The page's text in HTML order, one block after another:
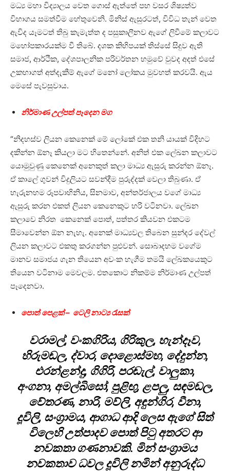
මධ්‍ය මහා විද්‍යාලය වෙත ගොස් ඇත්තේ පහ වසර ශිෂ්‍යත්ව
විභාගය සමත්වීම හේතුවෙනි. මිනිස් ඇසුරටත්, විවිධ තැන් වෙත
ඇවිද යෑමටත් තිබු කැමැත්ත ද පසුකාලීනව ඇගේ ලිවීමේ කලාවට
මහෝපකාරයක්ම වී තිබේ. දශක කිහිපයක් තිස්සේ සිදුව ඇති
සමාජ, ආර්ථික, දේශපාලනික පරිවර්තන හමුවේ වුවද අදත් එසේ
උකහාගත් අත්දැකීම් ඇගේ මනෝ ලෝකය මුවහත් කරවයි. ඇය
මෙසේ පැවසුවාය.
නිර්මාණ උල්පත් පෑදෙන මග
“නිදහස්ව ලියන කෙනෙක් මේ ලෝකේ එක තනි යායක් විදිහට
දකින්න ඕනෑ කියලා මට හිතෙන්නේ. අනිත් එක ලේඛන කලාවට
යොමුවුණු කෙනෙක් අනෙකුත් කලා මාධ්‍ය ඇසුරු කරන්න ඕනෑ.
ඒ කාලේ ගුවන් විදුලියට සවන්දීම පුරුද්දක් වෙලා තිබුණා. ඒ
හැරුනහම රූපවාහිනිය, සිනමාව, අන්තර්ජාලය වගේ මාධ්‍ය
ඇසුරු කරන එකත් ලියන කෙනෙකුට හරි වටිනවා. ලේඛන
කලාවෙ නිරත කෙනෙක් පොත්, පත්තර කියවන එකටම
සීමාවෙන්න ඕන නැහැ. අනෙක් මාධ්‍යවල තිබෙන සුන්දර දේවල්
ලියන කලාවට එකතු කරගන්න පුළුවන්. සොබාදහම වගේම
මානව සමාජය ගැන තියෙන අවංක හැගීම තමයි ලේඛකයෙකුට
තියෙන වටිනාම මෙවලම. එතකොට නිකම්ම නිර්මාණ උල්පත්
පෑදෙනවා.
පොත් පෙළක් – ටෙලි නාට්‍ය රැසක්
වරාමල්, වංකගිරිය, ගිරිකුල, හැන්දෑව,
හිරුමඬල, ද්වාර, දොළොස්මහ, දේදුන්න,
එරන්ළන්දු, ගිගිරි, පරඬැල්, වාලුකා,
අංගනා, අමල්බිසෝ, පුළිඟු, ළපලු, සඳමඬල,
වේතරණ, නාරි, මව්ලි, අඳුන්ගිර, වීනා,
දූවිලි, සංග්‍රාමය, ආගාධ ආදි ලෙස ඇගේ සිත්
විලෙහි උත්පාදව පොත් පිටු අතරට ආ
නවකතා ගණනාවකි. මින් සංග්‍රාමය
නවකතාව ධවල දූවිලි නමින් අනුරුද්ධ